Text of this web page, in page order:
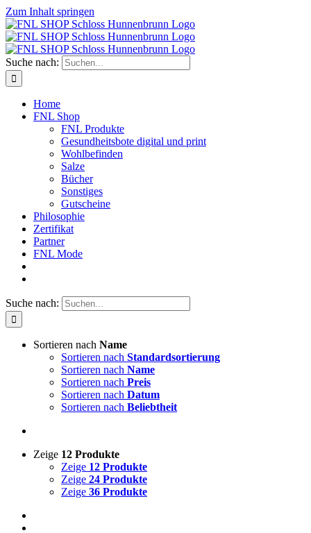
Zum Inhalt springen
Suche nach:
Home
FNL Shop
FNL Produkte
Gesundheitsbote digital und print
Wohlbefinden
Salze
Bücher
Sonstiges
Gutscheine
Philosophie
Zertifikat
Partner
FNL Mode
Suche nach:
Sortieren nach Name
Sortieren nach Standardsortierung
Sortieren nach Name
Sortieren nach Preis
Sortieren nach Datum
Sortieren nach Beliebtheit
Zeige 12 Produkte
Zeige 12 Produkte
Zeige 24 Produkte
Zeige 36 Produkte